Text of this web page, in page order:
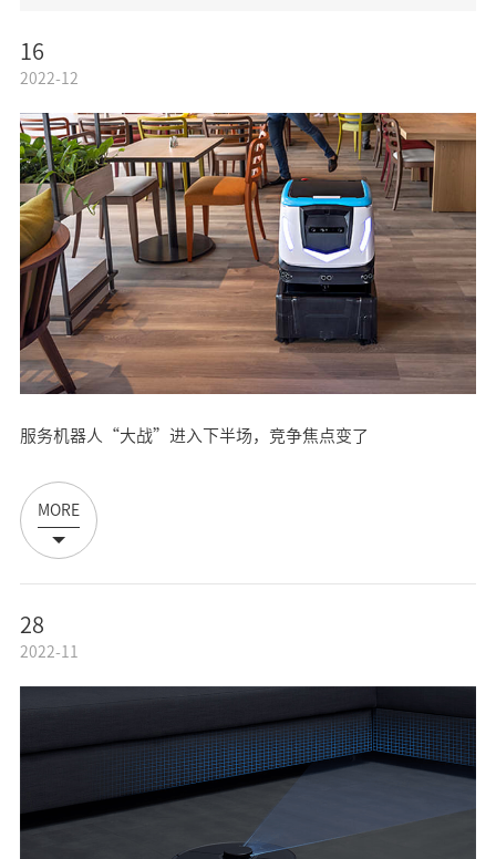
16
2022-12
服务机器人“大战”进入下半场，竞争焦点变了
MORE
28
2022-11